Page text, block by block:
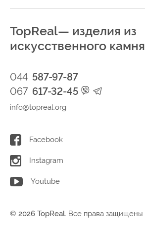
TopReal— изделия из
искусственного камня
044 587-97-87
067 617-32-45
info@topreal.org
Facebook
Instagram
Youtube
© 2026 TopReal. Все права защищены